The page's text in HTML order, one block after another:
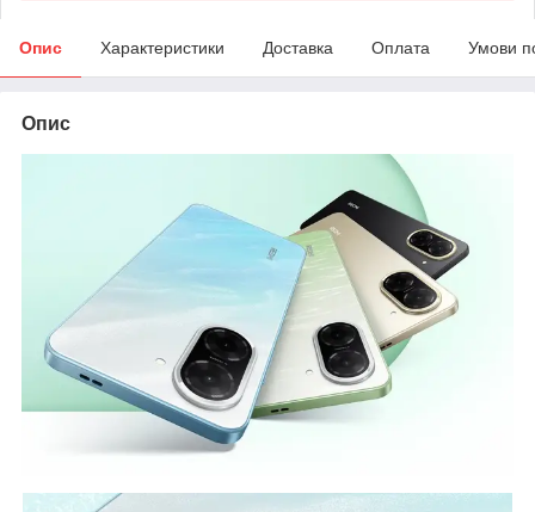
Опис Характеристики Доставка Оплата Умови
Опис